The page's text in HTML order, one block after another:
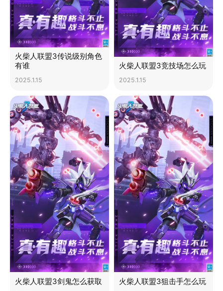
火柴人联盟3传说级别角色
有谁
2025.1.15
火柴人联盟3剑鬼怎么获取
火柴人联盟3竞技场怎么玩
2025.1.15
火柴人联盟3狙击手怎么玩